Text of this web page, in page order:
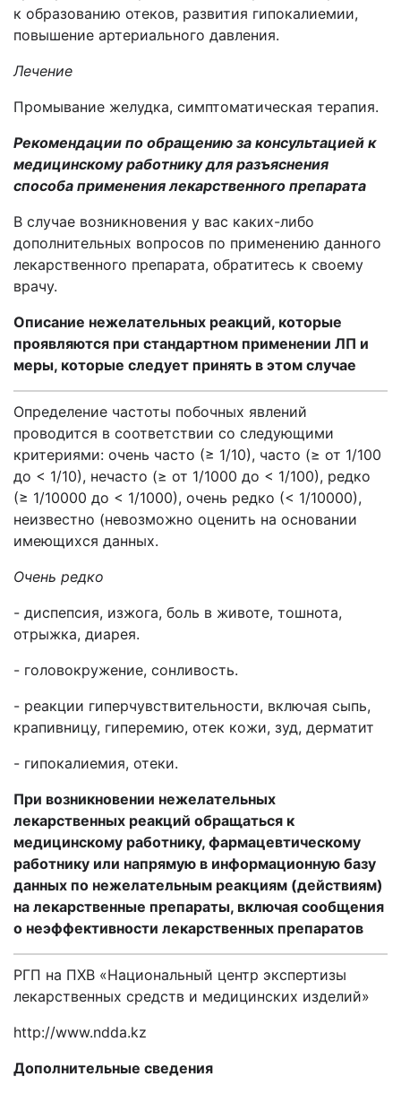
к образованию отеков, развития гипокалиемии,
повышение артериального давления.
Лечение
Промывание желудка, симптоматическая терапия.
Рекомендации по обращению за консультацией к
медицинскому работнику для разъяснения
способа применения лекарственного препарата
В случае возникновения у вас каких-либо
дополнительных вопросов по применению данного
лекарственного препарата, обратитесь к своему
врачу.
Описание нежелательных реакций, которые
проявляются при стандартном применении ЛП и
меры, которые следует принять в этом случае
Определение частоты побочных явлений
проводится в соответствии со следующими
критериями: очень часто (≥ 1/10), часто (≥ от 1/100
до < 1/10), нечасто (≥ от 1/1000 до < 1/100), редко
(≥ 1/10000 до < 1/1000), очень редко (< 1/10000),
неизвестно (невозможно оценить на основании
имеющихся данных.
Очень редко
- диспепсия, изжога, боль в животе, тошнота,
отрыжка, диарея.
- головокружение, сонливость.
- реакции гиперчувствительности, включая сыпь,
крапивницу, гиперемию, отек кожи, зуд, дерматит
- гипокалиемия, отеки.
При возникновении нежелательных
лекарственных реакций обращаться к
медицинскому работнику, фармацевтическому
работнику или напрямую в информационную базу
данных по нежелательным реакциям (действиям)
на лекарственные препараты, включая сообщения
о неэффективности лекарственных препаратов
РГП на ПХВ «Национальный центр экспертизы
лекарственных средств и медицинских изделий»
http://www.ndda.kz
Дополнительные сведения